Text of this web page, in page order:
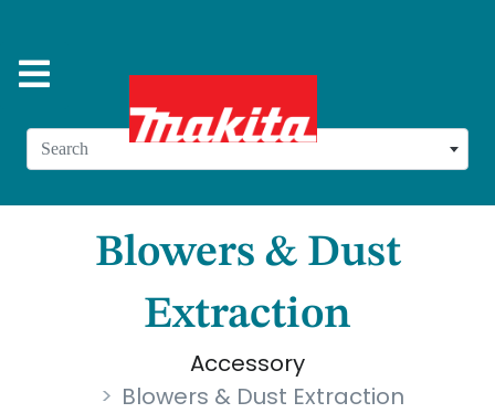
Search
Blowers & Dust
Extraction
Accessory
Blowers & Dust Extraction